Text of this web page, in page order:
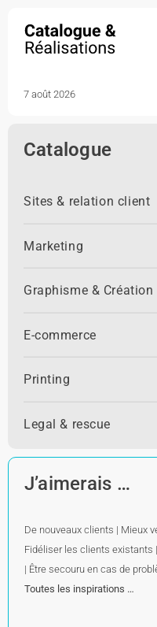
content
7 août 2026
Catalogue
Sites & relation client
Marketing
Graphisme & Création
E-commerce
Printing
Legal & rescue
J’aimerais …
De nouveaux clients | Mieux
Fidéliser les clients existants |
| Être secouru en cas de
Toutes les inspirations …